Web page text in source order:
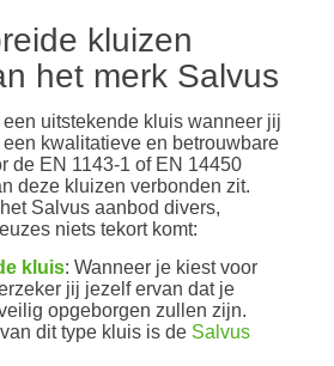
kluizen
het merk Salvus
uitstekende kluis wanneer jij
kwalitatieve en betrouwbare
de EN 1143-1 of EN 14450
deze kluizen verbonden zit.
Salvus aanbod divers,
niets tekort komt:
kluis: Wanneer je kiest voor
jij jezelf ervan dat je
opgeborgen zullen zijn.
dit type kluis is de Salvus